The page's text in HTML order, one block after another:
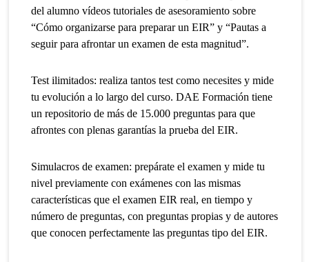
del alumno vídeos tutoriales de asesoramiento sobre
“Cómo organizarse para preparar un EIR” y “Pautas a
seguir para afrontar un examen de esta magnitud”.
Test ilimitados: realiza tantos test como necesites y mide
tu evolución a lo largo del curso. DAE Formación tiene
un repositorio de más de 15.000 preguntas para que
afrontes con plenas garantías la prueba del EIR.
Simulacros de examen: prepárate el examen y mide tu
nivel previamente con exámenes con las mismas
características que el examen EIR real, en tiempo y
número de preguntas, con preguntas propias y de autores
que conocen perfectamente las preguntas tipo del EIR.